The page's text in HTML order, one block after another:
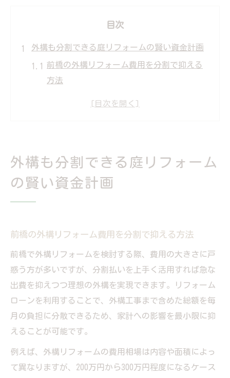
目次
外構も分割できる庭リフォームの賢い資金計画
前橋の外構リフォーム費用を分割で抑える
方法
分割払いで前橋外構リフォームを実現する
手順
活用法
リフォームローン利用時の注意点と賢い活
用法
外構も分割できる庭リフォーム
の賢い資金計画
前橋の外構リフォーム費用を分割で抑える方法
前橋で外構リフォームを検討する際、費用の大きさに戸
惑う方が多いですが、分割払いを上手く活用すれば急な
出費を抑えつつ理想の外構を実現できます。リフォーム
ローンを利用することで、外構工事まで含めた総額を毎
月の負担に分散できるため、家計への影響を最小限に抑
えることが可能です。
例えば、外構リフォームの費用相場は内容や面積によっ
て異なりますが、200万円から300万円程度になるケース